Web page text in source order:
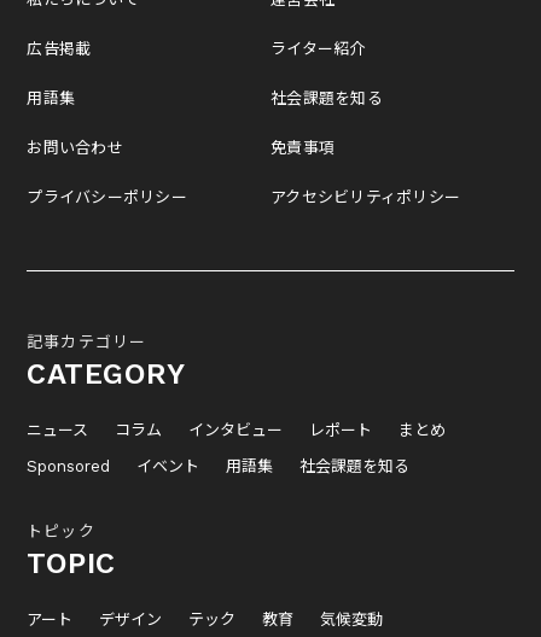
広告掲載
用語集
お問い合わせ
プライバシーポリシー
ライター紹介
社会課題を知る
免責事項
アクセシビリティポリシー
記事カテゴリー
CATEGORY
ニュース コラム インタビュー レポート
まとめ
Sponsored
イベント 用語集 社会課題を知る
トピック
TOPIC
アート デザイン テック 教育 気候変動